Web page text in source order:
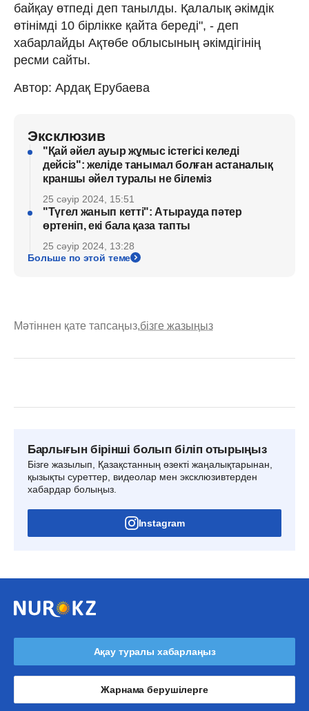
байқау өтпеді деп танылды. Қалалық әкімдік
өтінімді 10 бірлікке қайта береді", - деп
хабарлайды Ақтөбе облысының әкімдігінің
ресми сайты.
Автор: Ардақ Ерубаева
Эксклюзив
"Қай әйел ауыр жұмыс істегісі келеді
дейсіз": желіде танымал болған астаналық
краншы әйел туралы не білеміз
25 сәуір 2024, 15:51
"Түгел жанып кетті": Атырауда пәтер
өртеніп, екі бала қаза тапты
25 сәуір 2024, 13:28
Больше по этой теме
Мәтіннен қате тапсаңыз,бізге жазыңыз
Барлығын бірінші болып біліп отырыңыз
Бізге жазылып, Қазақстанның өзекті жаңалықтарынан,
қызықты суреттер, видеолар мен эксклюзивтерден
хабардар болыңыз.
Instagram
Ақау туралы хабарлаңыз
Жарнама берушілерге